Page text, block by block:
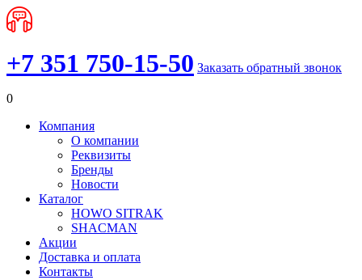
+7 351 750-15-50 Заказать обратный звонок
0
Компания
О компании
Реквизиты
Бренды
Новости
Каталог
HOWO SITRAK
SHACMAN
Акции
Доставка и оплата
Контакты